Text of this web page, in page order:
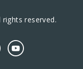
rights reserved.